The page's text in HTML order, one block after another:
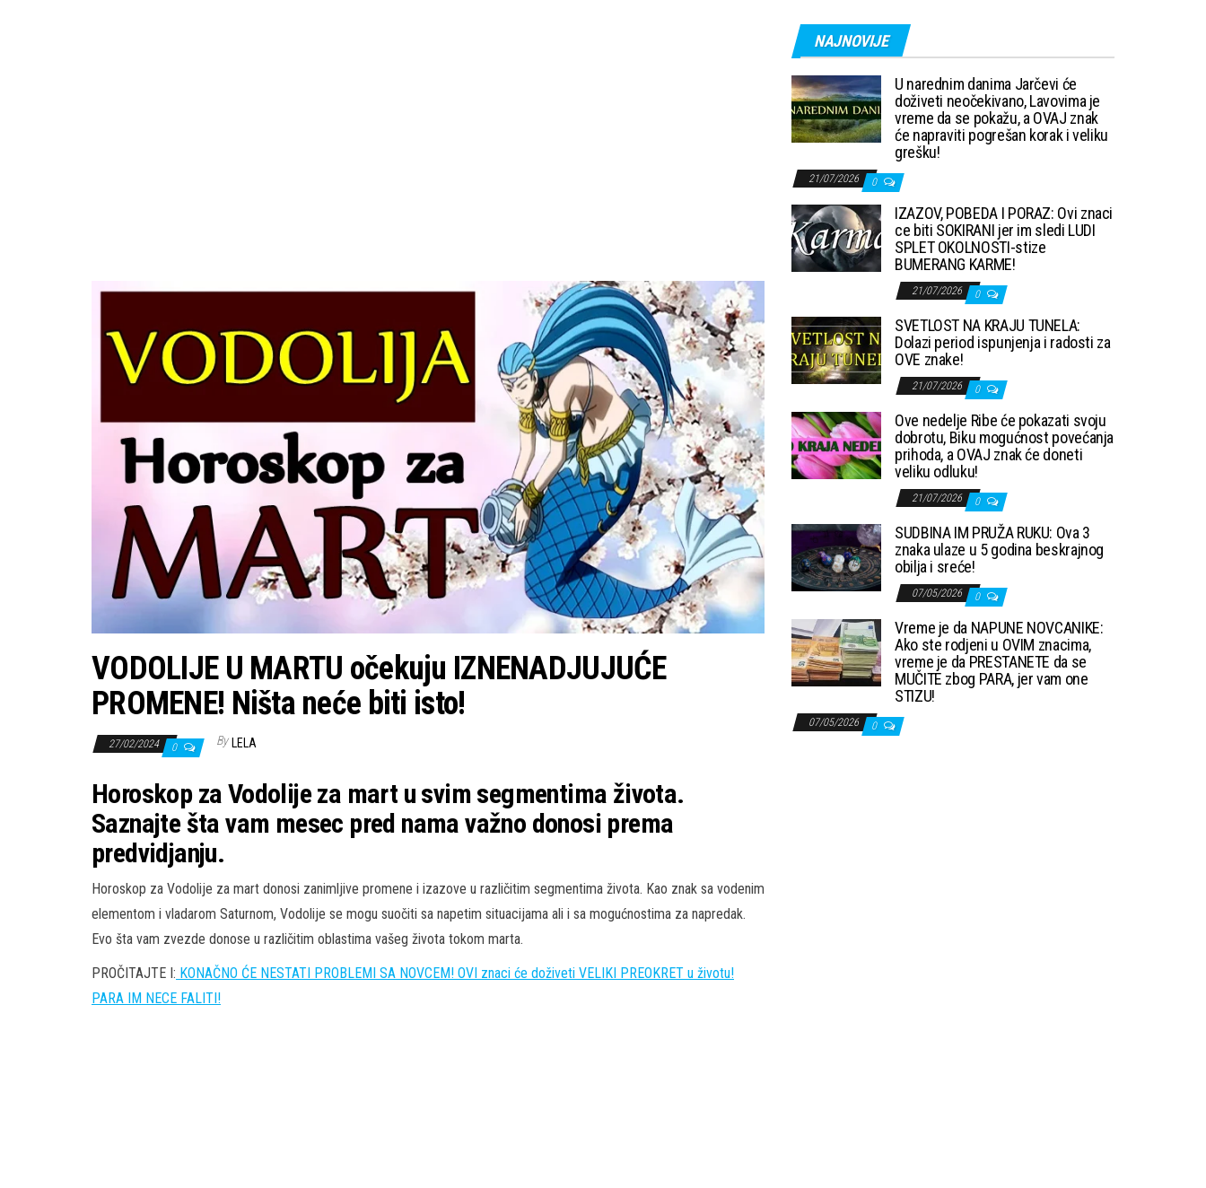
VODOLIJE U MARTU očekuju IZNENADJUJUĆE
PROMENE! Ništa neće biti isto!
27/02/2024 0 By LELA
Horoskop za Vodolije za mart u svim segmentima života.
Saznajte šta vam mesec pred nama važno donosi prema
predvidjanju.
Horoskop za Vodolije za mart donosi zanimljive promene i izazove u različitim segmentima života. Kao znak sa vodenim
elementom i vladarom Saturnom, Vodolije se mogu suočiti sa napetim situacijama ali i sa mogućnostima za napredak.
Evo šta vam zvezde donose u različitim oblastima vašeg života tokom marta.
PROČITAJTE I: KONAČNO ĆE NESTATI PROBLEMI SA NOVCEM! OVI znaci će doživeti VELIKI PREOKRET u životu!
PARA IM NECE FALITI!
NAJNOVIJE
U narednim danima Jarčevi će
doživeti neočekivano, Lavovima je
vreme da se pokažu, a OVAJ znak
će napraviti pogrešan korak i veliku
grešku!
21/07/2026 0
IZAZOV, POBEDA I PORAZ: Ovi znaci
ce biti SOKIRANI jer im sledi LUDI
SPLET OKOLNOSTI-stize
BUMERANG KARME!
21/07/2026 0
SVETLOST NA KRAJU TUNELA:
Dolazi period ispunjenja i radosti za
OVE znake!
21/07/2026 0
Ove nedelje Ribe će pokazati svoju
dobrotu, Biku mogućnost povećanja
prihoda, a OVAJ znak će doneti
veliku odluku!
21/07/2026 0
SUDBINA IM PRUŽA RUKU: Ova 3
znaka ulaze u 5 godina beskrajnog
obilja i sreće!
07/05/2026 0
Vreme je da NAPUNE NOVCANIKE:
Ako ste rodjeni u OVIM znacima,
vreme je da PRESTANETE da se
MUČITE zbog PARA, jer vam one
STIZU!
07/05/2026 0